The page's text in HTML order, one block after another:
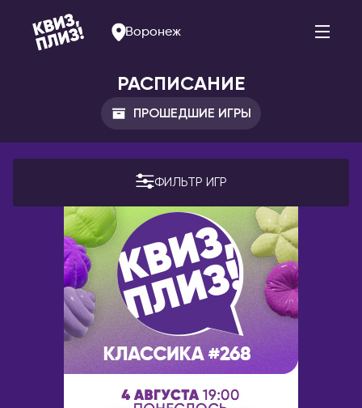
Воронеж
РОССИЯ
Арзамас
Арсеньев
Астрахань
Балаково
Барнаул
Белогорск
Благовещенск
Брянск
Великий Новгород
Ереван
БЕЛАРУСЬ
Брест
Витебск
Минск
БОЛГАРИЯ
София
ВЕЛИКОБРИТАНИЯ
РАСПИСАНИЕ
ПРОШЕДШИЕ ИГРЫ
ФИЛЬТР ИГР